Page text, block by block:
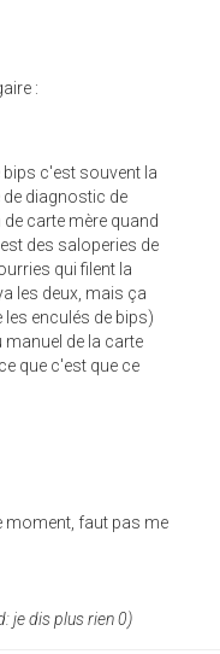
:
bips c'est souvent la
de diagnostic de
carte mère quand
des saloperies de
qui filent la
les deux, mais ça
les enculés de bips)
de la carte
que c'est que ce
moment, faut pas me
je dis plus rien 0)